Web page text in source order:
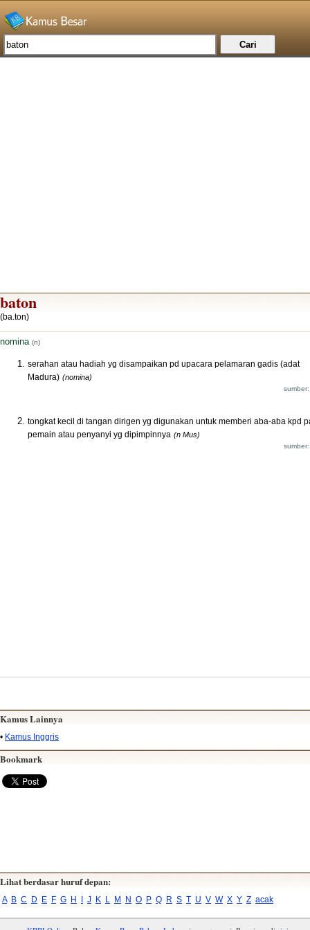
baton
(ba.ton)
nomina (n)
serahan atau hadiah yg disampaikan pd upacara pelamaran gadis (adat
Madura) (nomina)
tongkat kecil di tangan dirigen yg digunakan untuk memberi aba-aba kpd
pemain atau penyanyi yg dipimpinnya (n Mus)
Kamus Lainnya
• Kamus Inggris
Bookmark
Lihat berdasar huruf depan:
A B C D E F G H I J K L M N O P Q R S T U V W X Y Z acak